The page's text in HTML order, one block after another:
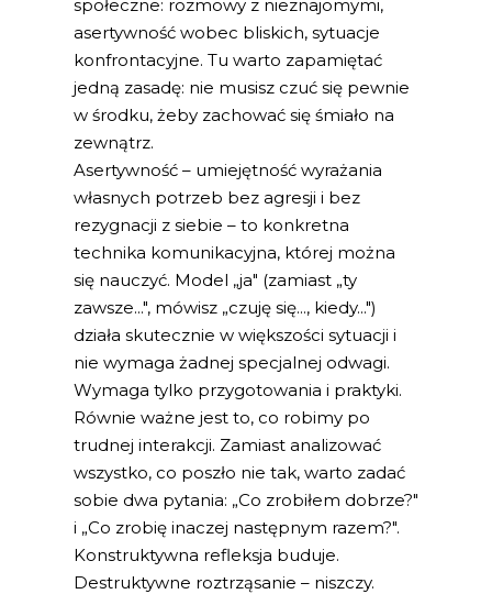
społeczne: rozmowy z nieznajomymi,
asertywność wobec bliskich, sytuacje
konfrontacyjne. Tu warto zapamiętać
jedną zasadę: nie musisz czuć się pewnie
w środku, żeby zachować się śmiało na
zewnątrz.
Asertywność – umiejętność wyrażania
własnych potrzeb bez agresji i bez
rezygnacji z siebie – to konkretna
technika komunikacyjna, której można
się nauczyć. Model „ja" (zamiast „ty
zawsze...", mówisz „czuję się..., kiedy...")
działa skutecznie w większości sytuacji i
nie wymaga żadnej specjalnej odwagi.
Wymaga tylko przygotowania i praktyki.
Równie ważne jest to, co robimy po
trudnej interakcji. Zamiast analizować
wszystko, co poszło nie tak, warto zadać
sobie dwa pytania: „Co zrobiłem dobrze?"
i „Co zrobię inaczej następnym razem?".
Konstruktywna refleksja buduje.
Destruktywne roztrząsanie – niszczy.